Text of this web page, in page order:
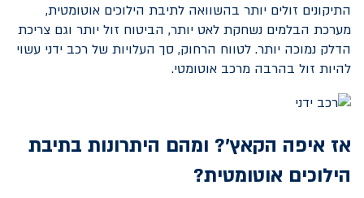
התיקונים זולים יותר בהשוואה לתיבת הילוכים אוטומטית,
מערכת הבלמים נשחקת לאט יותר, הביטוח זול יותר וגם צריכת
הדלק נמוכה יותר. לטווח הרחוק, סך העלויות של רכב ידני עשוי
להיות זול בהרבה מרכב אוטומטי.
אז איפה הקאץ'? ומהם היתרונות בתיבת
הילוכים אוטומטית?